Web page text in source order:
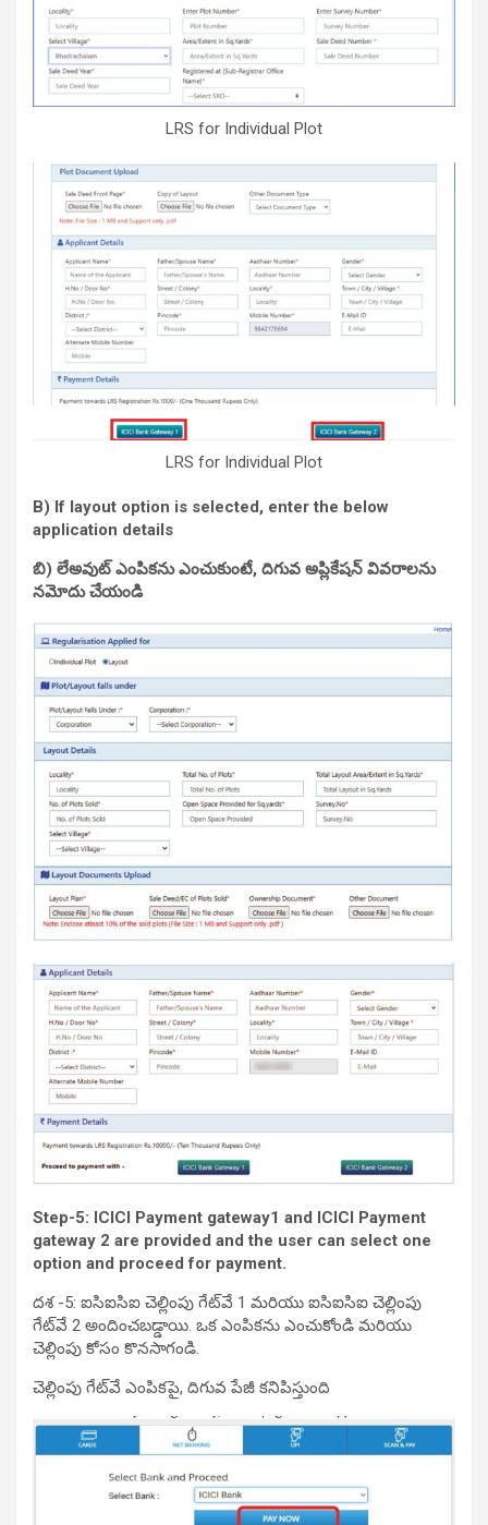
LRS for Individual Plot
LRS for Individual Plot
B) If layout option is selected, enter the below
application details
బి) లేఅవుట్ ఎంపికను ఎంచుకుంటే, దిగువ అప్లికేషన్ వివరాలను
నమోదు చేయండి
Step-5: ICICI Payment gateway1 and ICICI Payment
gateway 2 are provided and the user can select one
option and proceed for payment.
దశ -5: ఐసిఐసిఐ చెల్లింపు గేట్‌వే 1 మరియు ఐసిఐసిఐ చెల్లింపు
గేట్‌వే 2 అందించబడ్డాయి. ఒక ఎంపికను ఎంచుకోండి మరియు
చెల్లింపు కోసం కొనసాగండి.
చెల్లింపు గేట్‌వే ఎంపికపై, దిగువ పేజీ కనిపిస్తుంది